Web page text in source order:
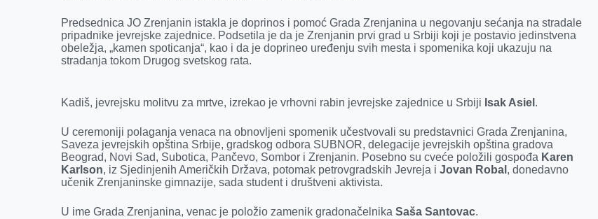
Predsednica JO Zrenjanin istakla je doprinos i pomoć Grada Zrenjanina u negovanju sećanja na stradale
pripadnike jevrejske zajednice. Podsetila je da je Zrenjanin prvi grad u Srbiji koji je postavio jedinstvena
obeležja, „kamen spoticanja“, kao i da je doprineo uređenju svih mesta i spomenika koji ukazuju na
stradanja tokom Drugog svetskog rata.
Kadiš, jevrejsku molitvu za mrtve, izrekao je vrhovni rabin jevrejske zajednice u Srbiji Isak Asiel .
U ceremoniji polaganja venaca na obnovljeni spomenik učestvovali su predstavnici Grada Zrenjanina,
Saveza jevrejskih opština Srbije, gradskog odbora SUBNOR, delegacije jevrejskih opština gradova
Beograd, Novi Sad, Subotica, Pančevo, Sombor i Zrenjanin. Posebno su cveće položili gospođa Karen
Karlson, iz Sjedinjenih Američkih Država, potomak petrovgradskih Jevreja iJovan Robal , donedavno
učenik Zrenjaninske gimnazije, sada student i društveni aktivista.
U ime Grada Zrenjanina, venac je položio zamenik gradonačelnikaSaša Santovac.